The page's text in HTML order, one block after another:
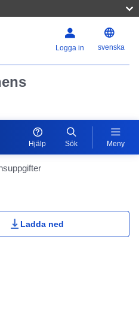
Logga in svenska
Hjälp Sök Meny
Portlet
Ladda ned